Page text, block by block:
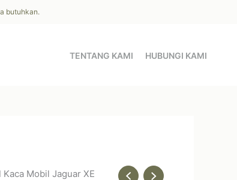
butuhkan.
TENTANG KAMI HUBUNGI KAMI
Kaca Mobil Jaguar XE